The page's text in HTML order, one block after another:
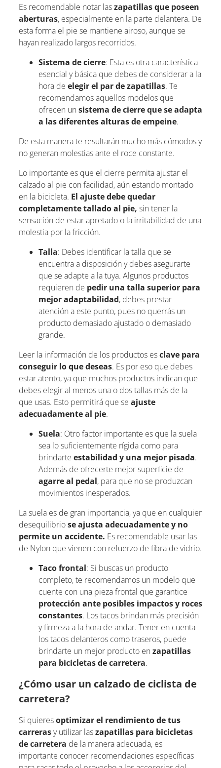
Es recomendable notar laszapatillas que poseen
aberturas, especialmente en la parte delantera. De
esta forma el pie se mantiene airoso, aunque se
hayan realizado largos recorridos.
Sistema de cierre: Esta es otra característica
esencial y básica que debes de considerar a la
hora de elegir el par de zapatillas. Te
recomendamos aquellos modelos que
ofrecen unsistema de cierre que se adapta
a las diferentes alturas de empeine.
De esta manera te resultarán mucho más cómodos y
no generan molestias ante el roce constante.
Lo importante es que el cierre permita ajustar el
calzado al pie con facilidad, aún estando montado
en la bicicleta. El ajuste debe quedar
completamente tallado al pie, sin tener la
sensación de estar apretado o la irritabilidad de una
molestia por la fricción.
Talla: Debes identificar la talla que se
encuentra a disposición y debes asegurarte
que se adapte a la tuya. Algunos productos
requieren de pedir una talla superior para
mejor adaptabilidad, debes prestar
atención a este punto, pues no querrás un
producto demasiado ajustado o demasiado
grande.
Leer la información de los productos esclave para
conseguir lo que deseas. Es por eso que debes
estar atento, ya que muchos productos indican que
debes elegir al menos una o dos tallas más de la
que usas. Esto permitirá que se ajuste
adecuadamente al pie.
Suela: Otro factor importante es que la suela
sea lo suficientemente rígida como para
brindarte estabilidad y una mejor pisada.
Además de ofrecerte mejor superficie de
agarre al pedal, para que no se produzcan
movimientos inesperados.
La suela es de gran importancia, ya que en cualquier
desequilibriose ajusta adecuadamente y no
permite un accidente. Es recomendable usar las
de Nylon que vienen con refuerzo de fibra de vidrio.
Taco frontal: Si buscas un producto
completo, te recomendamos un modelo que
cuente con una pieza frontal que garantice
protección ante posibles impactos y roces
constantes. Los tacos brindan más precisión
y firmeza a la hora de andar. Tener en cuenta
los tacos delanteros como traseros, puede
brindarte un mejor producto enzapatillas
para bicicletas de carretera.
¿Cómo usar un calzado de ciclista de
carretera?
Si quieresoptimizar el rendimiento de tus
carrerasy utilizar laszapatillas para bicicletas
de carretera de la manera adecuada, es
importante conocer recomendaciones específicas